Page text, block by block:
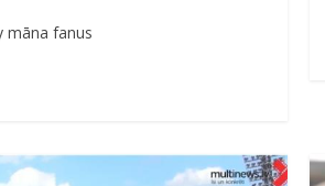
māna fanus